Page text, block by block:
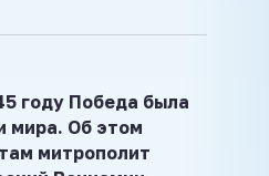
году Победа была
мира. Об этом
митрополит